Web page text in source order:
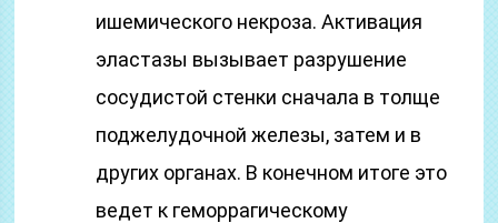
ишемического некроза. Активация
эластазы вызывает разрушение
сосудистой стенки сначала в толще
поджелудочной железы, затем и в
других органах. В конечном итоге это
ведет к геморрагическому